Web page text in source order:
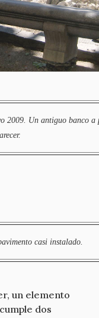
2009. Un antiguo banco a
casi instalado.
un elemento
dos